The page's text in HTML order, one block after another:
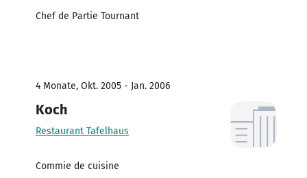
Chef de Partie Tournant
4 Monate, Okt. 2005 - Jan. 2006
Koch
Restaurant Tafelhaus
Commie de cuisine